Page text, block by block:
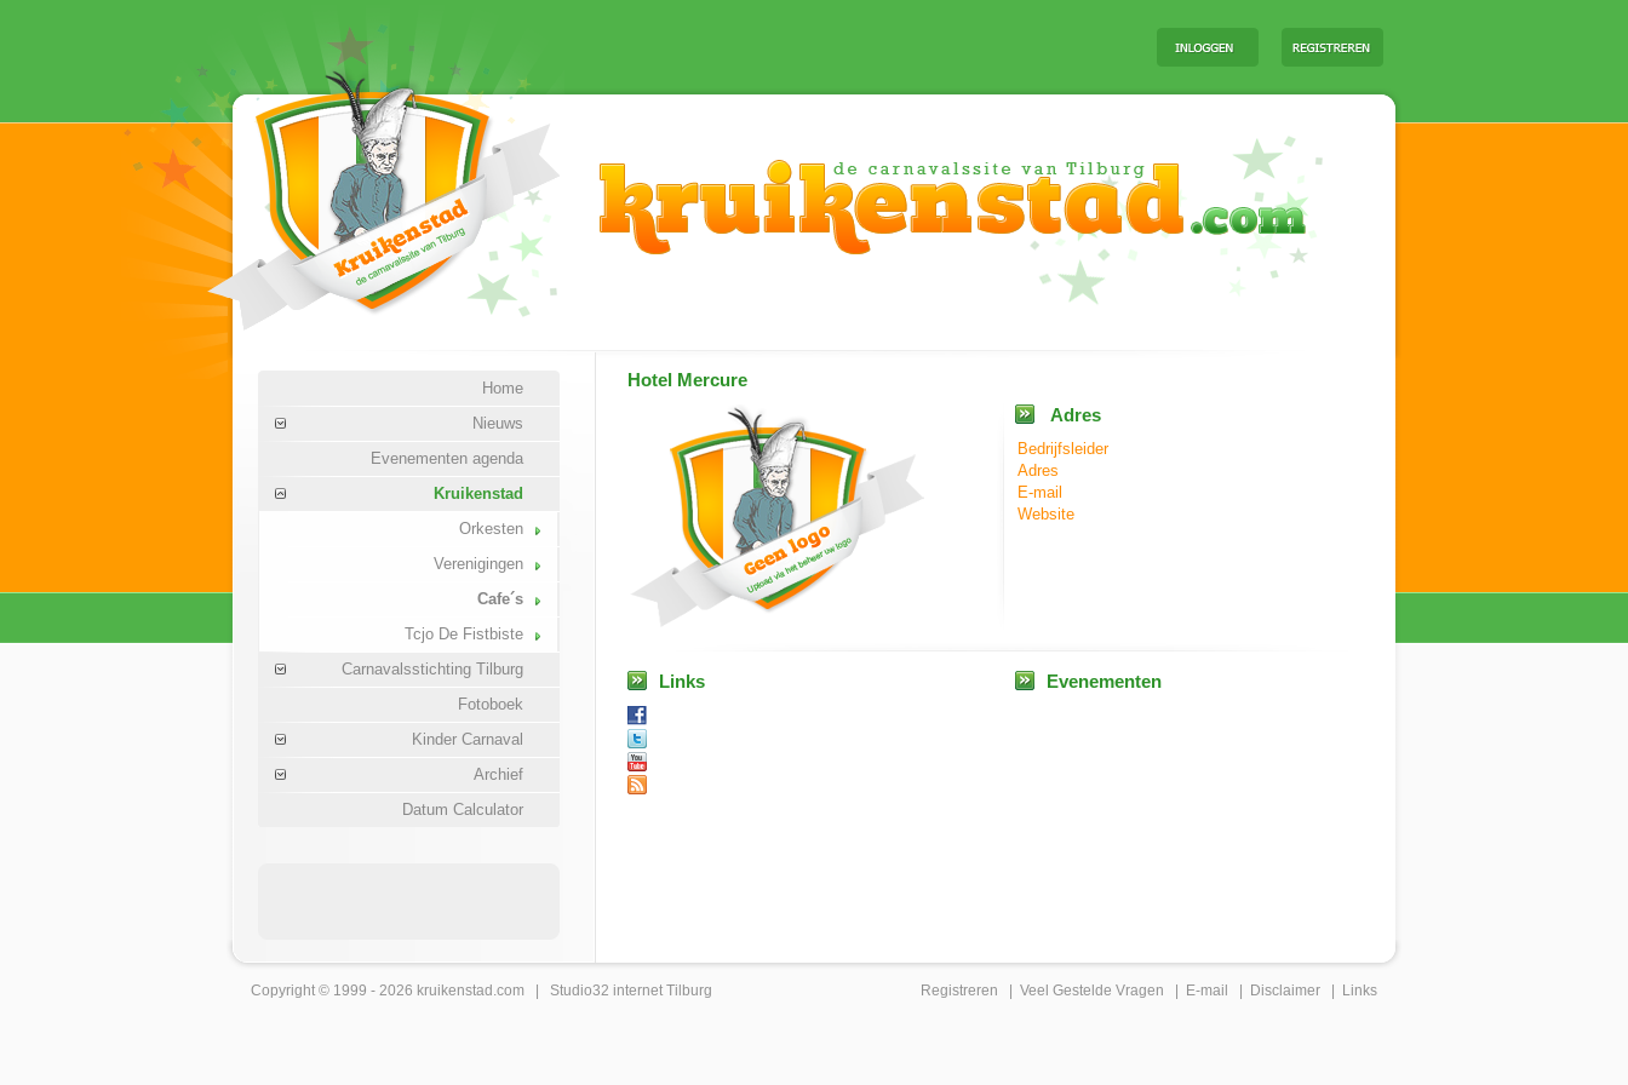
Home
Nieuws
Evenementen agenda
Kruikenstad
Orkesten
Verenigingen
Cafe´s
Tcjo De Fistbiste
Carnavalsstichting Tilburg
Fotoboek
Kinder Carnaval
Archief
Datum Calculator
Hotel Mercure
Adres
Bedrijfsleider
Adres
E-mail
Website
Links Evenementen
Copyright © 1999 - 2026 kruikenstad .com | Studio32 internet Tilburg Registreren Veel Gestelde Vragen E-mail Disclaimer Links